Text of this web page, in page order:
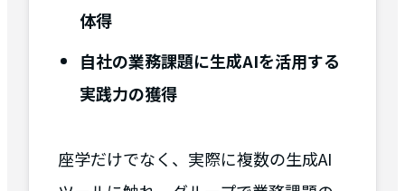
体得
自社の業務課題に生成AIを活用する
実践力の獲得
座学だけでなく、実際に複数の生成AI